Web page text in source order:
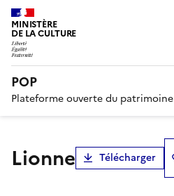
MINISTÈRE
DE LA CULTURE
POP
Plateforme ouverte du patrimoine
Lionne Télécharger